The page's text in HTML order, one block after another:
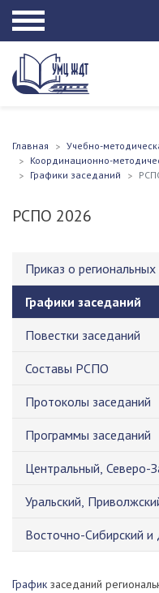
Главная
Учебно-
Координационно-
Графики заседаний
РСПО 2026
Приказ о
Графики заседаний
Повестки заседаний
Составы РСПО
Протоколы заседаний
Программы заседаний
Центральный,
Уральский,
Восточно-Сибирский и
График заседаний